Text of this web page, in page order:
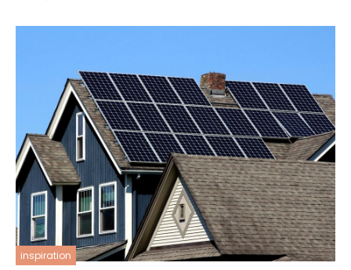
inspiration